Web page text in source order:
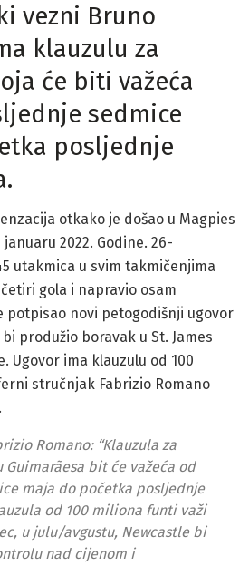
vezni Bruno
klauzulu za
će biti važeća
sedmice
posljednje
otkako je došao u Magpies
2022. Godine. 26-
utakmica u svim takmičenjima
gola i napravio osam
potpisao novi petogodišnji ugovor
produžio boravak u St. James
Ugovor ima klauzulu od 100
stručnjak Fabrizio Romano
Romano: “Klauzula za
Guimarãesa bit će važeća od
maja do početka posljednje
od 100 miliona funti važi
u julu/avgustu, Newcastle bi
nad cijenom i